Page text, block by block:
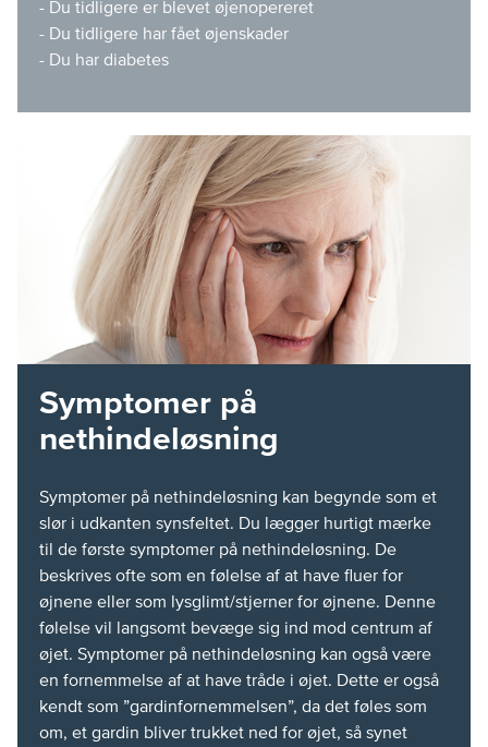
- Du tidligere er blevet øjenopereret
- Du tidligere har fået øjenskader
- Du har diabetes
Symptomer på
nethindeløsning
Symptomer på nethindeløsning kan begynde som et
slør i udkanten synsfeltet. Du lægger hurtigt mærke
til de første symptomer på nethindeløsning. De
beskrives ofte som en følelse af at have fluer for
øjnene eller som lysglimt/stjerner for øjnene. Denne
følelse vil langsomt bevæge sig ind mod centrum af
øjet. Symptomer på nethindeløsning kan også være
en fornemmelse af at have tråde i øjet. Dette er også
kendt som ”gardinfornemmelsen”, da det føles som
om, et gardin bliver trukket ned for øjet, så synet